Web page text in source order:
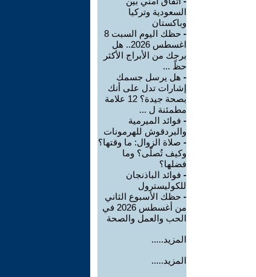
السعودية وتركيا
وباكستان
-
حظك اليوم السبت 8
اغسطس 2026.. هل
برجك من الأبراج الأكثر
حظً ...
- هل يرسل جسمك
إشارات تدل على أنك
بصحة جيدة؟ 12 علامة
مطمئنة ل ...
- فوائد الميرمية
والبردقوش للهرمونات
- صلاة الزوال: ما وقتها؟
وكيف تُصلّى؟ وما
فضلها؟
- فوائد الباذنجان
للكوليسترول
- حظك الأسبوع الثاني
من أغسطس 2026 في
الحب والعمل والصحة
المزيد.....
المزيد.....